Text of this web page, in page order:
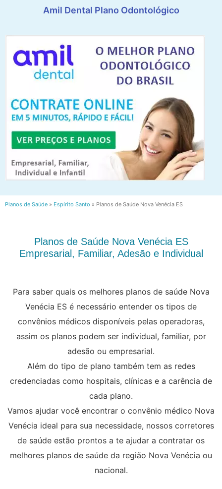
Amil Dental Plano Odontológico
Planos de Saúde » Espírito Santo » Planos de Saúde Nova Venécia ES
Planos de Saúde Nova Venécia ES
Empresarial, Familiar, Adesão e Individual
Para saber quais os melhores planos de saúde Nova
Venécia ES é necessário entender os tipos de
convênios médicos disponíveis pelas operadoras,
assim os planos podem ser individual, familiar, por
adesão ou empresarial.
Além do tipo de plano também tem as redes
credenciadas como hospitais, clínicas e a carência de
cada plano.
Vamos ajudar você encontrar o convênio médico Nova
Venécia ideal para sua necessidade, nossos corretores
de saúde estão prontos a te ajudar a contratar os
melhores planos de saúde da região Nova Venécia ou
nacional.